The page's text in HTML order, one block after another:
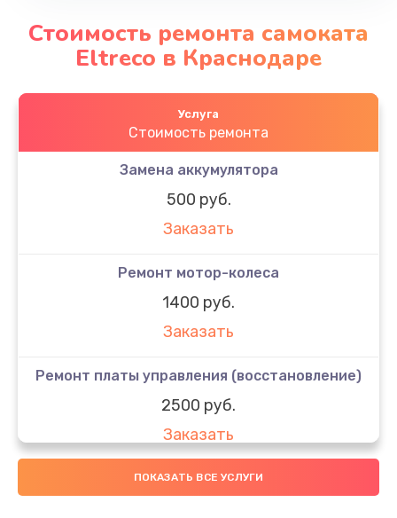
Стоимость ремонта самоката
Eltreco в Краснодаре
Услуга
Стоимость ремонта
Замена аккумулятора
500 руб.
Заказать
Ремонт мотор-колеса
1400 руб.
Заказать
Ремонт платы управления (восстановление)
2500 руб.
Заказать
Восстановление разъемов питания
ПОКАЗАТЬ ВСЕ УСЛУГИ